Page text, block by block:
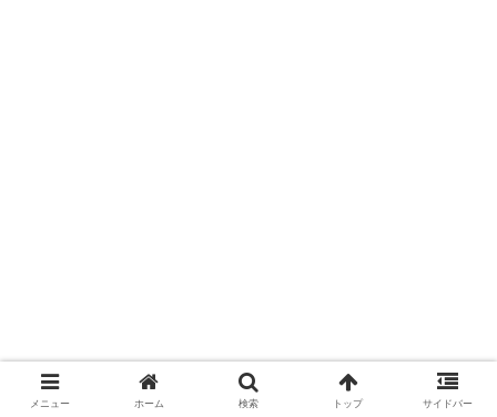
メニュー ホーム 検索 トップ サイドバー